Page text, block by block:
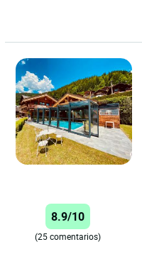
8.9/10
(25 comentarios)